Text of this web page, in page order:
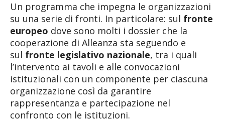
Un programma che impegna le organizzazioni
su una serie di fronti. In particolare: sul fronte
europeo dove sono molti i dossier che la
cooperazione di Alleanza sta seguendo e
sul fronte legislativo nazionale, tra i quali
l’intervento ai tavoli e alle convocazioni
istituzionali con un componente per ciascuna
organizzazione così da garantire
rappresentanza e partecipazione nel
confronto con le istituzioni.